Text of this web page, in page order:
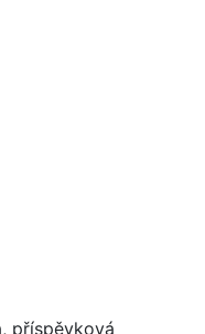
příspěvková